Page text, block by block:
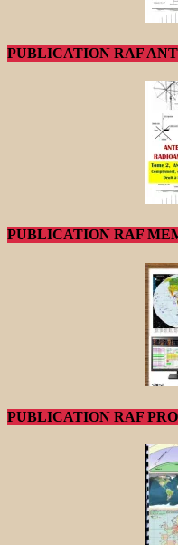
PUBLICATION RAF
PUBLICATION RAF
PUBLICATION RAF